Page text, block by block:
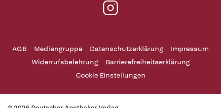
AGB Mediengruppe Datenschutzerklärung
Impressum
Widerrufsbelehrung
Barrierefreiheitserklärung
Cookie Einstellungen